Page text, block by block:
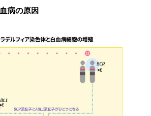
病の原因